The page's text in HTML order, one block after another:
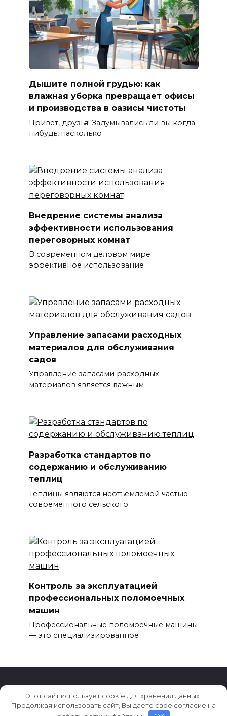
Дышите полной грудью: как
влажная уборка превращает офисы
и производства в оазисы чистоты
Привет, друзья! Задумывались ли вы когда-
нибудь, насколько
Внедрение системы анализа
эффективности использования
переговорных комнат
В современном деловом мире
эффективное использование
Управление запасами расходных
материалов для обслуживания
садов
Управление запасами расходных
материалов является важным
Разработка стандартов по
содержанию и обслуживанию
теплиц
Теплицы являются неотъемлемой частью
современного сельского
Контроль за эксплуатацией
профессиональных поломоечных
машин
Профессиональные поломоечные машины
— это специализированное
© 2026 Клининг 2050
Этот сайт использует cookie для хранения данных.
Продолжая использовать сайт, Вы даете свое согласие на